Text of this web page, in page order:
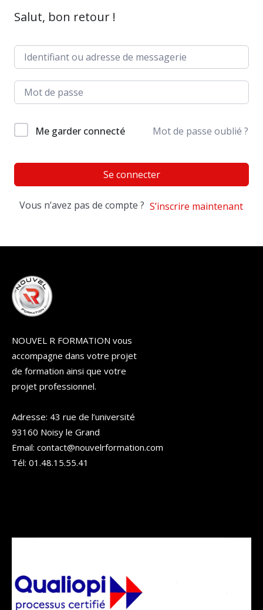
Salut, bon retour !
Me garder connecté Mot de passe oublié ?
Se connecter
Vous n’avez pas de compte ? S’inscrire maintenant
NOUVEL R FORMATION vous
accompagne dans votre projet
de formation ainsi que votre
projet professionnel.
Adresse: 43 rue de l’université
93160 Noisy le Grand
Email: contact@nouvelrformation.com
Tél: 01.48.15.55.41